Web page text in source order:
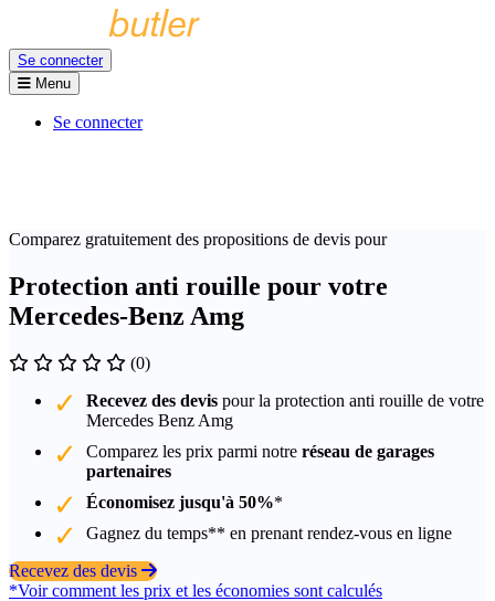
Se connecter
Menu
Se connecter
Comparez gratuitement des propositions de devis pour
Protection anti rouille pour votre
Mercedes-Benz Amg
(0)
Recevez des devis pour la protection anti rouille de votre
Mercedes Benz Amg
Comparez les prix parmi notre réseau de garages
partenaires
Économisez jusqu'à 50%*
Gagnez du temps** en prenant rendez-vous en ligne
Recevez des devis
*Voir comment les prix et les économies sont calculés